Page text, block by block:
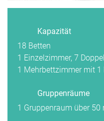
Kapazität
18 Betten
1 Einzelzimmer, 7
1 Mehrbettzimmer mit 1
Gruppenräume
1 Gruppenraum über 50